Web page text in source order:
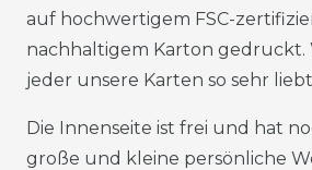
auf hochwertigem FSC-
nachhaltigem Karton gedruckt.
jeder unsere Karten so sehr
Die Innenseite ist frei und hat
große und kleine persönliche